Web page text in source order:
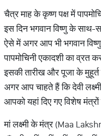
चैत्र माह के कृष्ण पक्ष में
इस दिन भगवान विष्णु के साथ-
ऐसे में अगर आप भी भगवान
पापमोचिनी एकादशी का
इसकी तारीख और पूजा के मुहूर्त
अगर आप चाहते हैं कि देवी
आपको यहां दिए गए विशेष
मां लक्ष्मी के मंत्र (Maa